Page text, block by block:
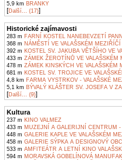
5,9 km BRANKY
[Další... (17)]
Historické zajímavosti
283 m FARNÍ KOSTEL NANEBEVZETÍ
368 m NÁMĚSTÍ VE VALAŠSKÉM MEZIŘÍČÍ
392 m KOSTEL SV. JAKUBA VĚTŠÍHO VE
433 m ZÁMEK ŽEROTÍNŮ VE VALAŠSKÉM
478 m ZÁMEK KINSKÝCH VE VALAŠSKÉM
681 m KOSTEL SV. TROJICE VE
4,8 km FARMA VYSTRKOV - VALAŠSKÉ
5,1 km BÝVALÝ KLÁŠTER SV. JOSEFA V
[Další... (9)]
Kultura
237 m KINO VALMEZ
433 m MUZEJNÍ A GALERIJNÍ CENTRUM -
448 m GALERIE KAPLE VE VALAŠSKÉM
458 m GALERIE SÝPKA A DESIGNOVÝ
533 m AMFITEÁTR A LETNÍ KINO
594 m MORAVSKÁ GOBELÍNOVÁ